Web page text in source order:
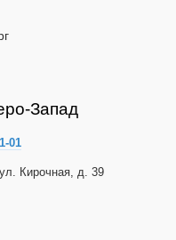
Запад
01
Кирочная, д. 39